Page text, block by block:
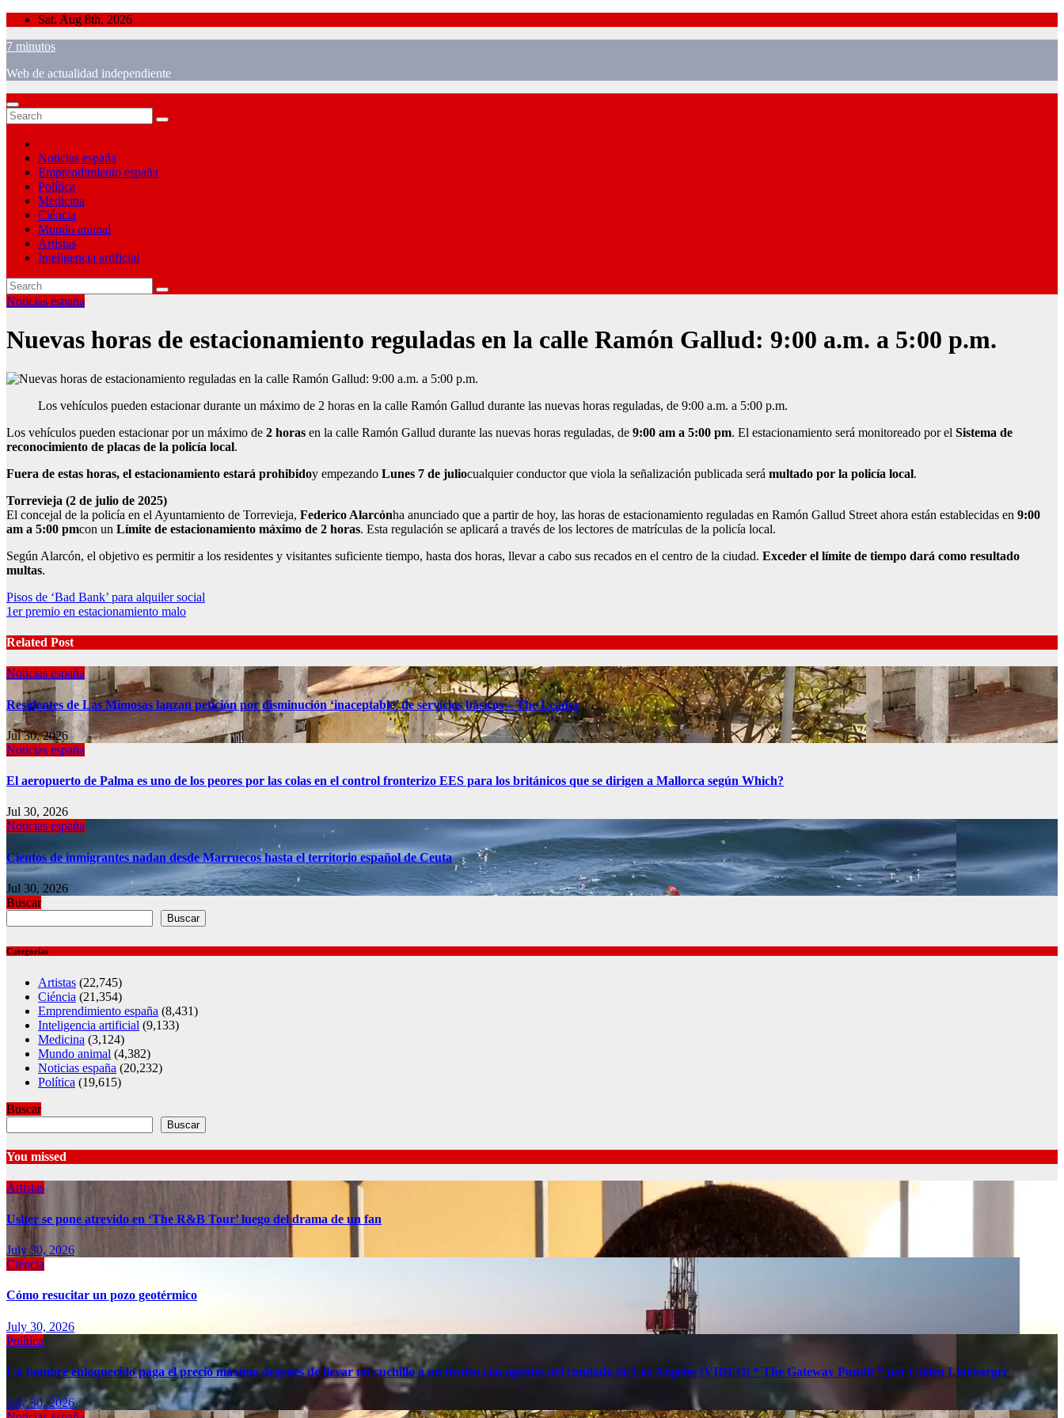
Skip
content
Sat. Aug 8th, 2026
7 minutos
Web de actualidad independiente
Noticias españa
Emprendimiento españa
Política
Medicina
Ciéncia
Mundo animal
Artistas
Inteligencia artificial
Noticias españa
Nuevas horas de estacionamiento reguladas en la calle Ramón Gallud: 9:00 a.m. a 5:00 p.m.
Los vehículos pueden estacionar durante un máximo de 2 horas en la calle Ramón Gallud durante las nuevas horas reguladas, de 9:00 a.m. a 5:00 p.m.
Los vehículos pueden estacionar por un máximo de 2 horas en la calle Ramón Gallud durante las nuevas horas reguladas, de 9:00 am a 5:00 pm. El estacionamiento será monitoreado por el Sistema de
reconocimiento de placas de la policía local.
Fuera de estas horas, el estacionamiento estará prohibidoy empezando Lunes 7 de juliocualquier conductor que viola la señalización publicada será multado por la policía local.
Torrevieja (2 de julio de 2025)
El concejal de la policía en el Ayuntamiento de Torrevieja, Federico Alarcónha anunciado que a partir de hoy, las horas de estacionamiento reguladas en Ramón Gallud Street ahora están establecidas en 9:00
am a 5:00 pmcon un Límite de estacionamiento máximo de 2 horas. Esta regulación se aplicará a través de los lectores de matrículas de la policía local.
Según Alarcón, el objetivo es permitir a los residentes y visitantes suficiente tiempo, hasta dos horas, llevar a cabo sus recados en el centro de la ciudad. Exceder el límite de tiempo dará como resultado
multas.
Post
navigation
Pisos de ‘Bad Bank’ para alquiler social
1er premio en estacionamiento malo
Related Post
Noticias españa
Residentes de Las Mimosas lanzan petición por disminución ‘inaceptable’ de servicios básicos – The Leader
Jul 30, 2026
Noticias españa
El aeropuerto de Palma es uno de los peores por las colas en el control fronterizo EES para los británicos que se dirigen a Mallorca según Which?
Jul 30, 2026
Noticias españa
Cientos de inmigrantes nadan desde Marruecos hasta el territorio español de Ceuta
Jul 30, 2026
Buscar
Buscar
Categorías
Artistas (22,745)
Ciéncia (21,354)
Emprendimiento españa (8,431)
Inteligencia artificial (9,133)
Medicina (3,124)
Mundo animal (4,382)
Noticias españa (20,232)
Política (19,615)
Buscar
Buscar
You missed
Artistas
Usher se pone atrevido en ‘The R&B Tour’ luego del drama de un fan
July 30, 2026
Ciéncia
Cómo resucitar un pozo geotérmico
July 30, 2026
Política
Un hombre enloquecido paga el precio máximo después de llevar un cuchillo a un tiroteo con agentes del condado de Los Ángeles (VIDEO) * The Gateway Pundit * por Cullen Linebarger
July 30, 2026